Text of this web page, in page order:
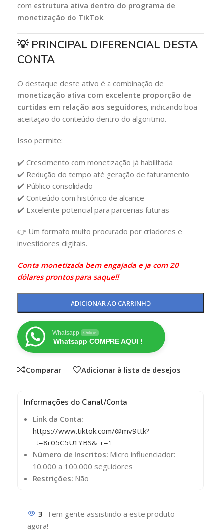
com estrutura ativa dentro do programa de
monetização do TikTok.
💡 PRINCIPAL DIFERENCIAL DESTA
CONTA
O destaque deste ativo é a combinação de
monetização ativa com excelente proporção de
curtidas em relação aos seguidores, indicando boa
aceitação do conteúdo dentro do algoritmo.
Isso permite:
✔️ Crescimento com monetização já habilitada
✔️ Redução do tempo até geração de faturamento
✔️ Público consolidado
✔️ Conteúdo com histórico de alcance
✔️ Excelente potencial para parcerias futuras
👉 Um formato muito procurado por criadores e
investidores digitais.
Conta monetizada bem engajada e ja com 20
dólares prontos para saque!!
ADICIONAR AO CARRINHO
Whatsapp Online
Whatsapp COMPRE AQUI !
Comparar Adicionar à lista de desejos
Informações do Canal/Conta
Link da Conta:
https://www.tiktok.com/@mv9ttk?
_t=8r05C5U1YBS&_r=1
Número de Inscritos: Micro influenciador:
10.000 a 100.000 seguidores
Restrições: Não
3 Tem gente assistindo a este produto
agora!